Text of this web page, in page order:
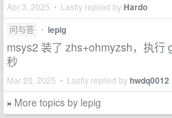
Apr 3, 2025 • Lastly replied byHardo
问与答 • lepig
msys2 装了 zhs+ohmyzsh，执行
秒
Mar 20, 2025 • Lastly replied byhwdq0012
» More topics by lepig